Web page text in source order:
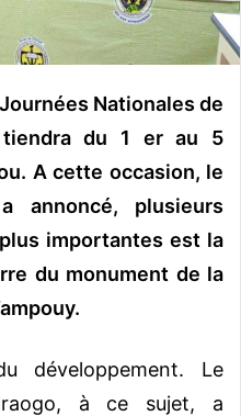
Nationales de
du 1 er au 5
A cette occasion, le
annoncé, plusieurs
importantes est la
du monument de la
développement. Le
à ce sujet, a